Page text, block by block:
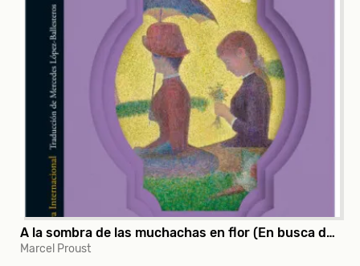
A la sombra de las muchachas en flor (En busca del tiempo perdido 2)
Marcel Proust